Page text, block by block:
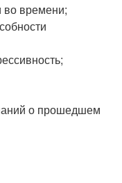
во времени;
о прошедшем